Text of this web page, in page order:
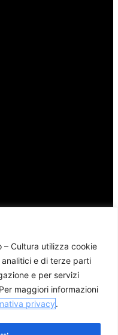
– Cultura utilizza cookie
e di terze parti
e per servizi
maggiori informazioni
privacy.